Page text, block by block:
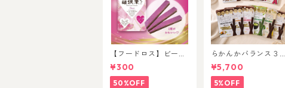
【フードロス】ビー
ツ 羅漢果チョコレー
ト
¥300
50%OFF
らかんかバランス３本
入10種セット
¥5,700
5%OFF